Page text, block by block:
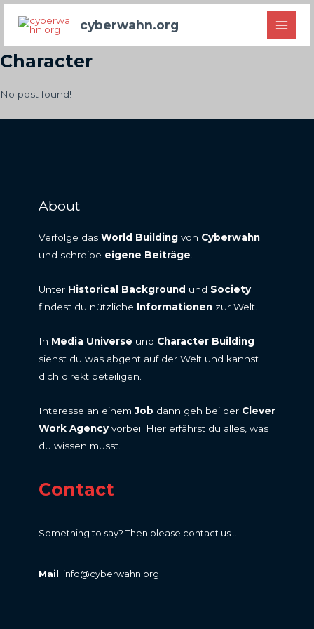
Inhalt
springen
cyberwahn.org
MAIN
Character
No post found!
About
Verfolge das World Building von Cyberwahn
und schreibe eigene Beiträge
Unter Historical Background und Society
findest du nützliche Informationen zur Welt.
In Media Universe und Character Building
siehst du was abgeht auf der Welt und kannst
dich direkt beteiligen.
Interesse an einemJob dann geh bei der Clever
Work Agencyvorbei. Hier erfährst du alles, was
du wissen musst.
Contact
Something to say? Then please contact us ...
Mail : info@cyberwahn.org